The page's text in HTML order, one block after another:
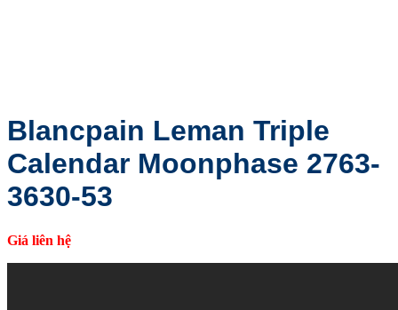
Blancpain Leman Triple
Calendar Moonphase 2763-
3630-53
Giá liên hệ